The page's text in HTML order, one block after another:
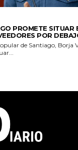
PROMETE SITUAR
POR
de Santiago, Borja